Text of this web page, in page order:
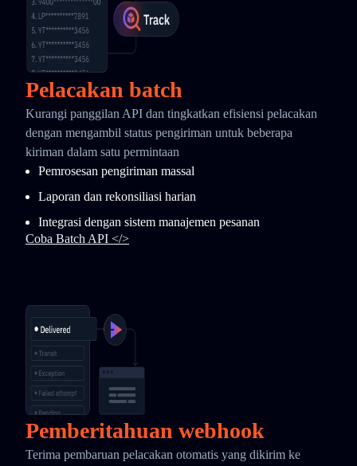
Pelacakan batch
Kurangi panggilan API dan tingkatkan efisiensi pelacakan
dengan mengambil status pengiriman untuk beberapa
kiriman dalam satu permintaan
Pemrosesan pengiriman massal
Laporan dan rekonsiliasi harian
Integrasi dengan sistem manajemen pesanan
Coba Batch API </>
Pemberitahuan webhook
Terima pembaruan pelacakan otomatis yang dikirim ke